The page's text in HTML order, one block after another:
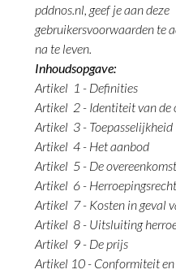
pddnos.nl, geef je aan deze
gebruikersvoorwaarden te
na te leven.
Inhoudsopgave:
Artikel 1 - Definities
Artikel 2 - Identiteit van de
Artikel 3 - Toepasselijkheid
Artikel 4 - Het aanbod
Artikel 5 - De overeenkomst
Artikel 6 - Herroepingsrecht
Artikel 7 - Kosten in geval
Artikel 8 - Uitsluiting
Artikel 9 - De prijs
Artikel 10 - Conformiteit